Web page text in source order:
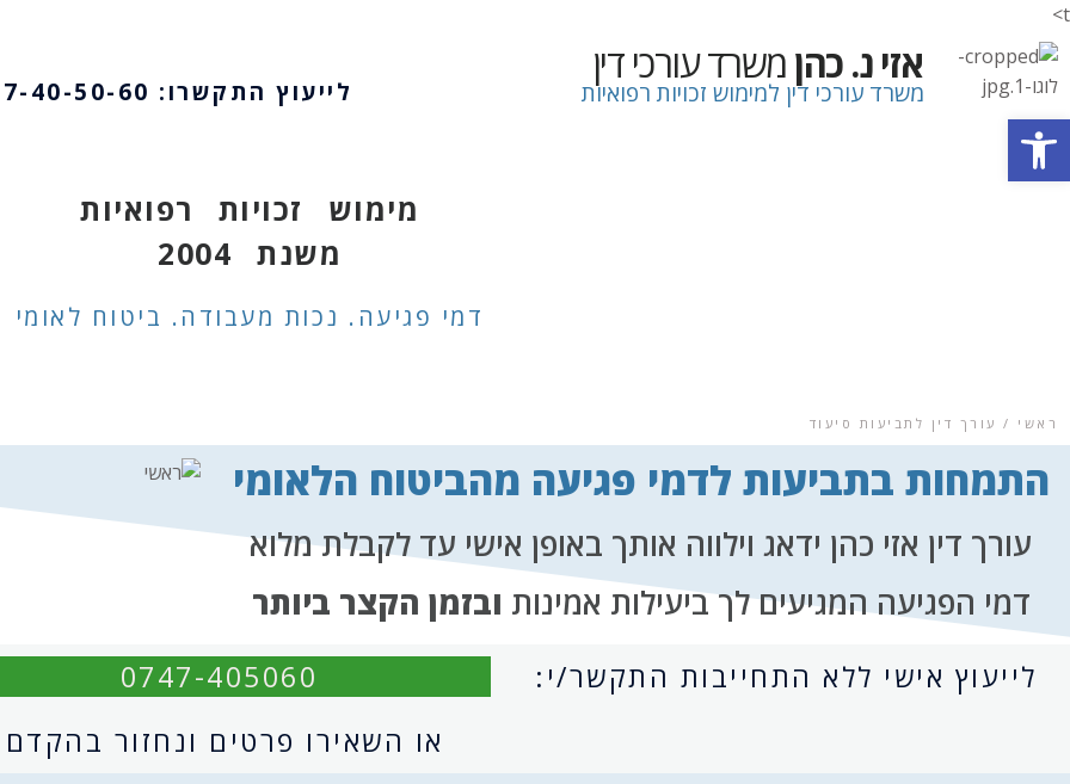
פתח סרגל נגישות
t>
אזי נ. כהןמשרד עורכי דין
משרד עורכי דין למימוש זכויות רפואיות לייעוץ התקשרו: 0747-40-50-60
מימוש זכויות רפואיות
משנת 2004
דמי פגיעה. נכות מעבודה. ביטוח לאומי
ראשי / עורך דין לתביעות סיעוד
התמחות בתביעות לדמי פגיעה מהביטוח הלאומי
עורך דין אזי כהן ידאג וילווה אותך באופן אישי עד לקבלת מלוא
דמי הפגיעה המגיעים לך ביעילות אמינות ובזמן הקצר ביותר
לייעוץ אישי ללא התחייבות התקשר/י:
0747-405060
או השאירו פרטים ונחזור